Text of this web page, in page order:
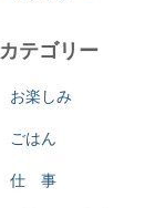
カテゴリー
お楽しみ
ごはん
仕 事